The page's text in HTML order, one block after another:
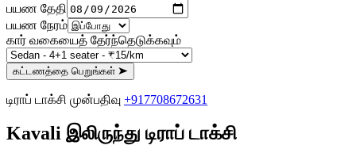
பயண தேதி
பயண நேரம்
கார் வகையைத் தேர்ந்தெடுக்கவும்
கட்டணத்தை பெறுங்கள் ➤
டிராப் டாக்சி முன்பதிவு +917708672631
Kavali இலிருந்து டிராப் டாக்சி